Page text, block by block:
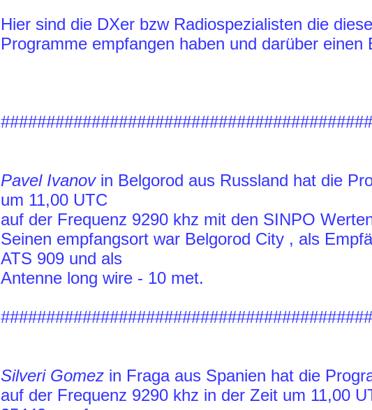
Hier sind die DXer bzw Radiospezialisten die diese
Programme empfangen haben und darüber
Pavel Ivanovin Belgorod aus Russland hat die
um 11,00 UTC
auf der Frequenz 9290 khz mit den SINPO
Seinen empfangsort war Belgorod City , als
ATS 909 und als
Antenne long wire - 10 met.
Silveri Gomez in Fraga aus Spanien hat die
auf der Frequenz 9290 khz in der Zeit um 11,00